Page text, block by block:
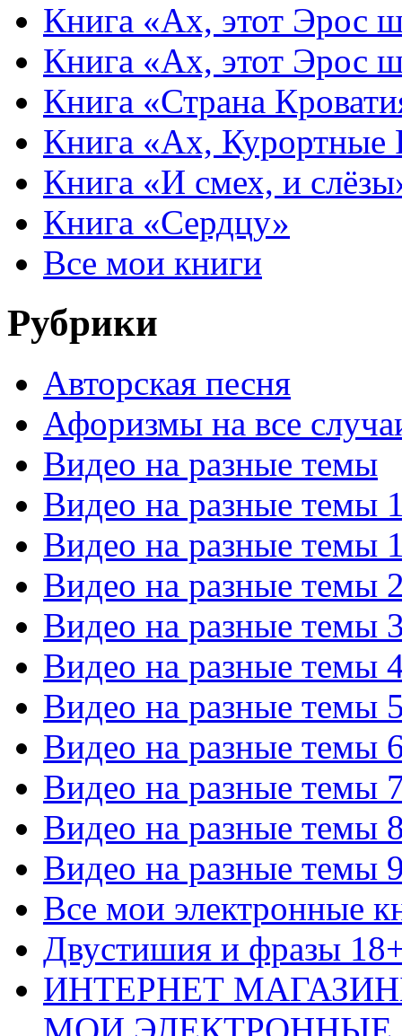
Книга «Ах, этот Эрос
Книга «Ах, этот Эрос
Книга «Страна
Книга «Ах,
Книга «И смех, и
Книга «Сердцу»
Все мои книги
Рубрики
Авторская песня
Афоризмы на все
Видео на разные темы
Видео на разные темы
Видео на разные темы
Видео на разные темы
Видео на разные темы
Видео на разные темы
Видео на разные темы
Видео на разные темы
Видео на разные темы
Видео на разные темы
Видео на разные темы
Все мои электронные
Двустишия и фразы
ИНТЕРНЕТ